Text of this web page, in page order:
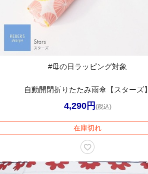
#母の日ラッピング対象
自動開閉折りたたみ雨傘【スターズ】
4,290円 (税込)
在庫切れ